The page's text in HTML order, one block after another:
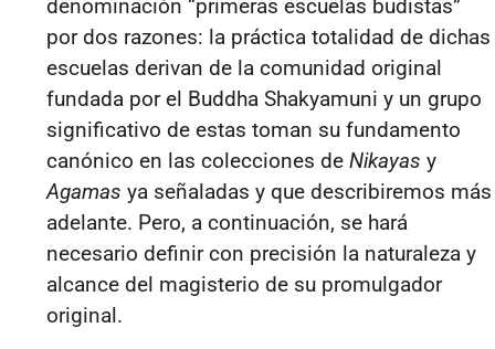
denominación “primeras escuelas budistas”
por dos razones: la práctica totalidad de dichas
escuelas derivan de la comunidad original
fundada por el Buddha Shakyamuni y un grupo
significativo de estas toman su fundamento
canónico en las colecciones de Nikayas y
Agamas ya señaladas y que describiremos más
adelante. Pero, a continuación, se hará
necesario definir con precisión la naturaleza y
alcance del magisterio de su promulgador
original.